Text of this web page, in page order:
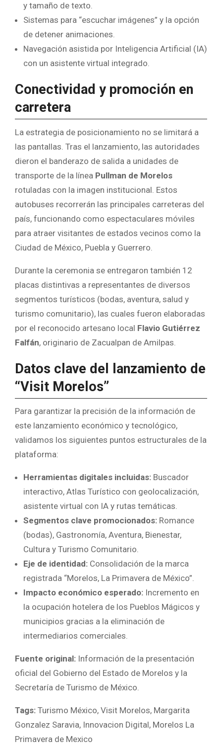
y tamaño de texto.
Sistemas para “escuchar imágenes” y la opción
de detener animaciones.
Navegación asistida por Inteligencia Artificial (IA)
con un asistente virtual integrado.
Conectividad y promoción en
carretera
La estrategia de posicionamiento no se limitará a
las pantallas. Tras el lanzamiento, las autoridades
dieron el banderazo de salida a unidades de
transporte de la línea Pullman de Morelos
rotuladas con la imagen institucional. Estos
autobuses recorrerán las principales carreteras del
país, funcionando como espectaculares móviles
para atraer visitantes de estados vecinos como la
Ciudad de México, Puebla y Guerrero.
Durante la ceremonia se entregaron también 12
placas distintivas a representantes de diversos
segmentos turísticos (bodas, aventura, salud y
turismo comunitario), las cuales fueron elaboradas
por el reconocido artesano local Flavio Gutiérrez
Falfán, originario de Zacualpan de Amilpas.
Datos clave del lanzamiento de
“Visit Morelos”
Para garantizar la precisión de la información de
este lanzamiento económico y tecnológico,
validamos los siguientes puntos estructurales de la
plataforma:
Herramientas digitales incluidas: Buscador
interactivo, Atlas Turístico con geolocalización,
asistente virtual con IA y rutas temáticas.
Segmentos clave promocionados: Romance
(bodas), Gastronomía, Aventura, Bienestar,
Cultura y Turismo Comunitario.
Eje de identidad: Consolidación de la marca
registrada “Morelos, La Primavera de México”.
Impacto económico esperado: Incremento en
la ocupación hotelera de los Pueblos Mágicos y
municipios gracias a la eliminación de
intermediarios comerciales.
Fuente original: Información de la presentación
oficial del Gobierno del Estado de Morelos y la
Secretaría de Turismo de México.
Tags: Turismo México, Visit Morelos, Margarita
Gonzalez Saravia, Innovacion Digital, Morelos La
Primavera de Mexico